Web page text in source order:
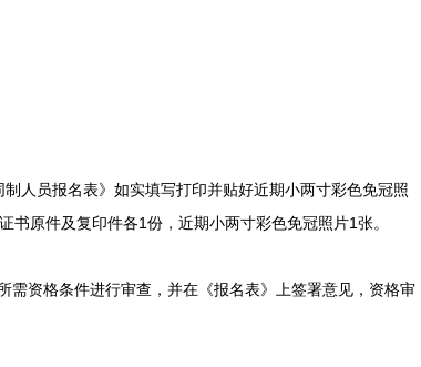
员报名表》如实填写打印并贴好近期小两寸彩色免冠照
原件及复印件各1份，近期小两寸彩色免冠照片1张。
资格条件进行审查，并在《报名表》上签署意见，资格审